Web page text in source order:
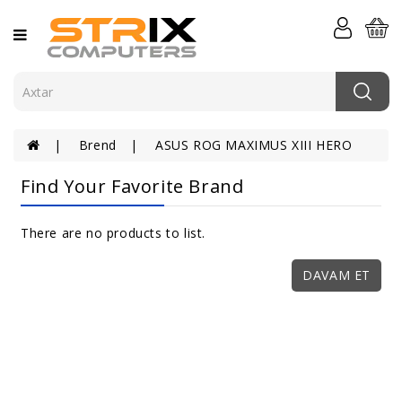
Kateqoriya
Komputer
Serverlər
Şəbəkə
Brend ASUS ROG MAXIMUS XIII HERO
Find Your Favorite Brand
There are no products to list.
DAVAM ET